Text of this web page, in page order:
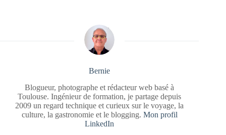
Bernie
Blogueur, photographe et rédacteur web basé à
Toulouse. Ingénieur de formation, je partage depuis
2009 un regard technique et curieux sur le voyage, la
culture, la gastronomie et le blogging. Mon profil
LinkedIn